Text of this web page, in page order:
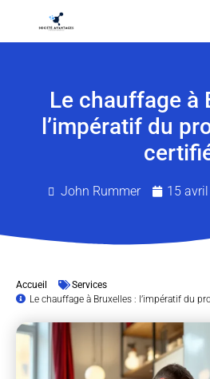
Le chauffage à
l’impératif du
John Rummer 15
Accueil
Services
Le chauffage à Bruxelles : l’impératif du